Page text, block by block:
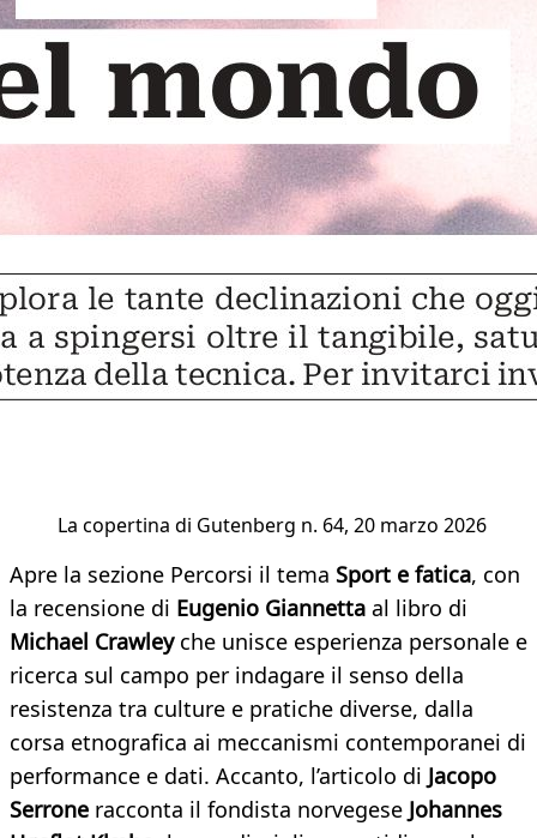
La copertina di Gutenberg n. 64, 20 marzo 2026
Apre la sezione Percorsi il tema Sport e fatica, con
la recensione di Eugenio Giannetta al libro di
Michael Crawleyche unisce esperienza personale e
ricerca sul campo per indagare il senso della
resistenza tra culture e pratiche diverse, dalla
corsa etnografica ai meccanismi contemporanei di
performance e dati. Accanto, l’articolo di Jacopo
Serrone racconta il fondista norvegese Johannes